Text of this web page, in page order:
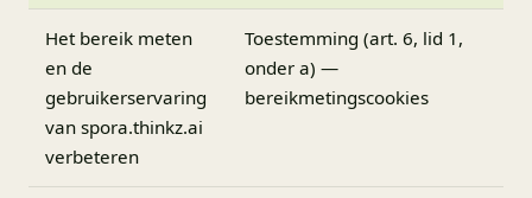
Het bereik meten
en de
gebruikerservaring
van spora.thinkz.ai
verbeteren
Toestemming (art. 6, lid 1,
onder a) —
bereikmetingscookies